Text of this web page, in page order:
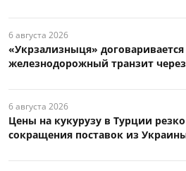
6 августа 2026
«Укрзализныця»
железнодорожный транзит
6 августа 2026
Цены на кукурузу в Турции
сокращения поставок из